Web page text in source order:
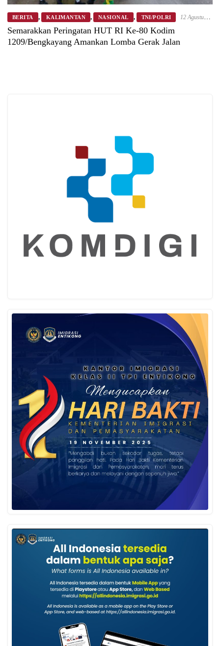
BERITA , KALIMANTAN , NASIONAL , TNI/POLRI
12 Agustus
2025
Semarakkan Peringatan HUT RI Ke-80 Kodim
1209/Bengkayang Amankan Lomba Gerak Jalan